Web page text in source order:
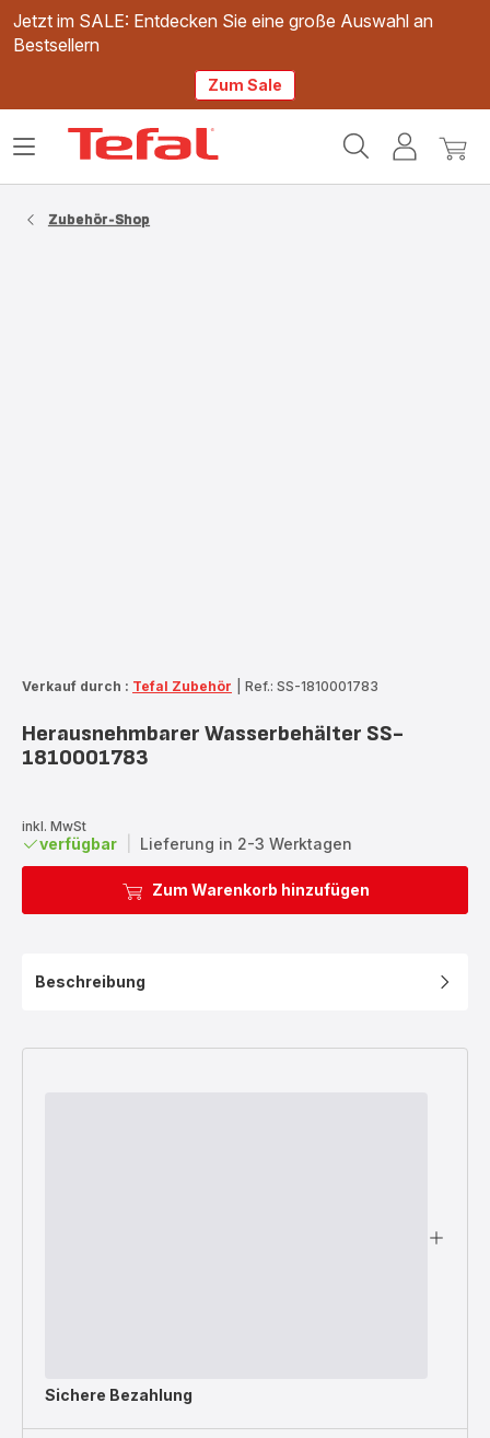
Jetzt im SALE: Entdecken Sie eine große Auswahl an
Bestsellern
Zum Sale
Mein
Mein
Das
Zubehör-Shop
Verkauf durch : Tefal Zubehör Ref.: SS-1810001783
Herausnehmbarer Wasserbehälter SS-
1810001783
inkl. MwSt
verfügbar Lieferung in 2-3 Werktagen
Zum Warenkorb hinzufügen
Beschreibung
Sichere Bezahlung